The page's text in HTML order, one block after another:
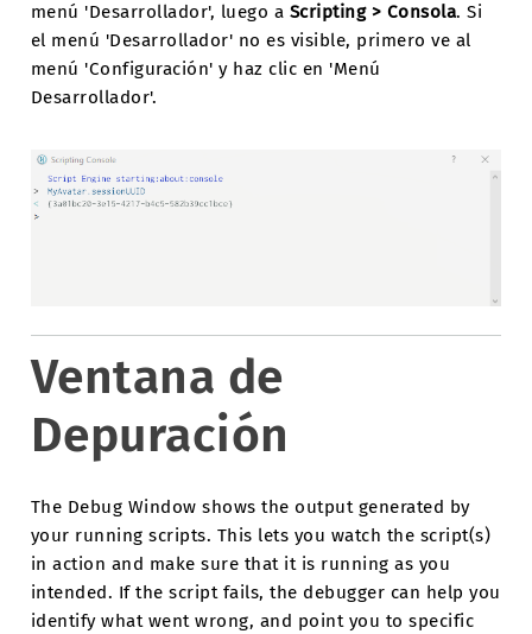
menú 'Desarrollador', luego a Scripting > Consola. Si
el menú 'Desarrollador' no es visible, primero ve al
menú 'Configuración' y haz clic en 'Menú
Desarrollador'.
Ventana de
Depuración
The Debug Window shows the output generated by
your running scripts. This lets you watch the script(s)
in action and make sure that it is running as you
intended. If the script fails, the debugger can help you
identify what went wrong, and point you to specific